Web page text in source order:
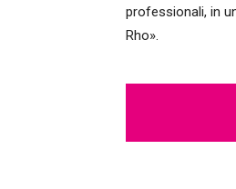
professionali, in
Rho».